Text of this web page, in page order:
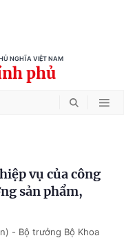
NGHĨA VIỆT NAM
phủ
vụ của công
sản phẩm,
- Bộ trưởng Bộ Khoa